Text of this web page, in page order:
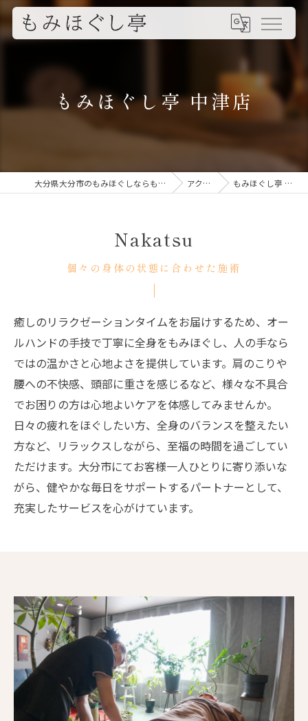
もみほぐし亭 中津店
大分県大分市のもみほぐしならもみほぐし亭 アクセス もみほぐし亭 中津店
個々の身体の状態に合わせた施術
Nakatsu
癒しのリラクゼーションタイムをお届けするため、オー
ルハンドの手技で丁寧に全身をもみほぐし、人の手なら
ではの温かさと心地よさを提供しています。肩のこりや
腰への不快感、頭部に重さを感じるなど、様々な不具合
でお困りの方は心地よいケアを体感してみませんか。
日々の疲れをほぐしたい方、全身のバランスを整えたい
方など、リラックスしながら、至福の時間を過ごしてい
ただけます。大分市にてお客様一人ひとりに寄り添いな
がら、健やかな毎日をサポートするパートナーとして、
充実したサービスを心がけています。